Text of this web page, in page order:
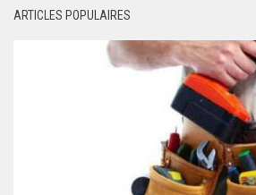
ARTICLES POPULAIRES